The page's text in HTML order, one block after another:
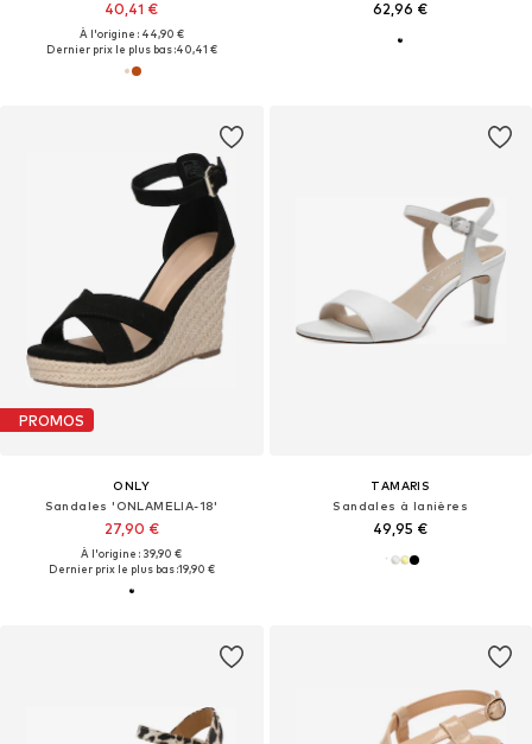
40,41 €
À l'origine : 44,90 €
Dernier prix le plus bas :40,41 €
62,96 €
PROMOS
ONLY
Sandales 'ONLAMELIA-18'
27,90 €
À l'origine : 39,90 €
Dernier prix le plus bas :19,90 €
TAMARIS
Sandales à lanières
49,95 €